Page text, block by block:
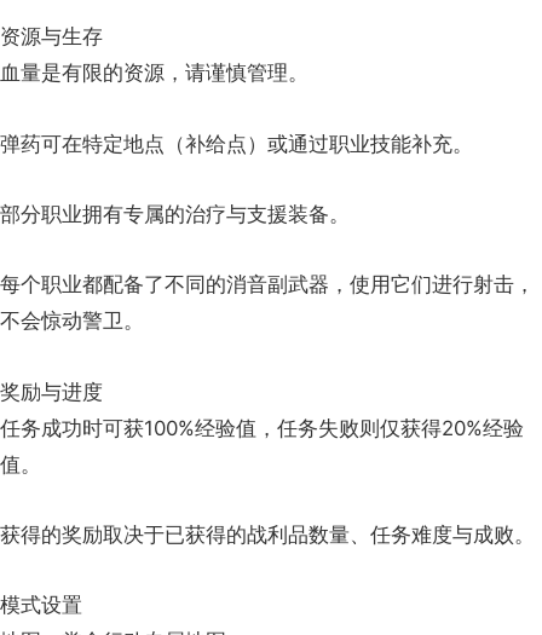
资源与生存
血量是有限的资源，请谨慎管理。
弹药可在特定地点（补给点）或通过职业技能补充。
部分职业拥有专属的治疗与支援装备。
每个职业都配备了不同的消音副武器，使用它们进行射击，
不会惊动警卫。
奖励与进度
任务成功时可获100%经验值，任务失败则仅获得20%经验
值。
获得的奖励取决于已获得的战利品数量、任务难度与成败。
模式设置